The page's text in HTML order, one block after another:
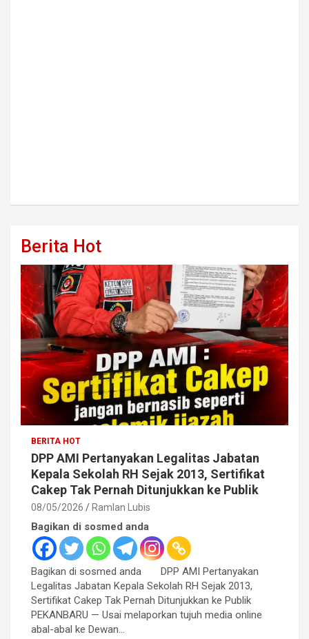
Berita Hot
BERITA HOT
DPP AMI Pertanyakan Legalitas Jabatan
Kepala Sekolah RH Sejak 2013, Sertifikat
Cakep Tak Pernah Ditunjukkan ke Publik
08/05/2026 Ramlan Lubis
Bagikan di sosmed anda
Bagikan di sosmed anda DPP AMI Pertanyakan
Legalitas Jabatan Kepala Sekolah RH Sejak 2013,
Sertifikat Cakep Tak Pernah Ditunjukkan ke Publik
PEKANBARU — Usai melaporkan tujuh media online
abal-abal ke Dewan…